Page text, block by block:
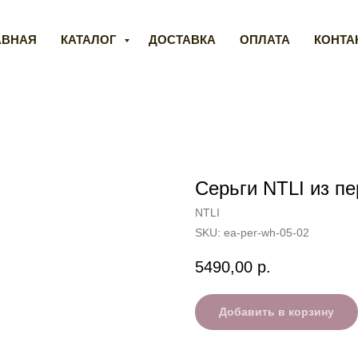
КАТАЛОГ ДОСТАВКА ОПЛАТА
Серьги NTLI из
NTLI
SKU: ea-per-wh-05-02
5490,00 р.
Добавить в корзину